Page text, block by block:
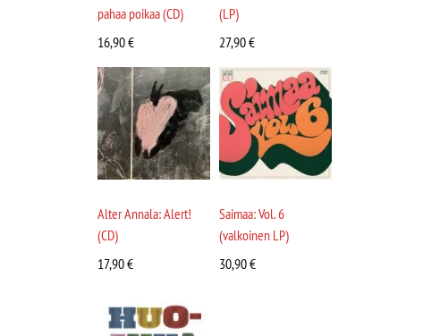
pahaa poikaa (CD)
16,90€
(LP)
27,90€
Alter Annala: Alert!
(CD)
17,90€
Saimaa: Vol. 6
(valkoinen LP)
30,90€